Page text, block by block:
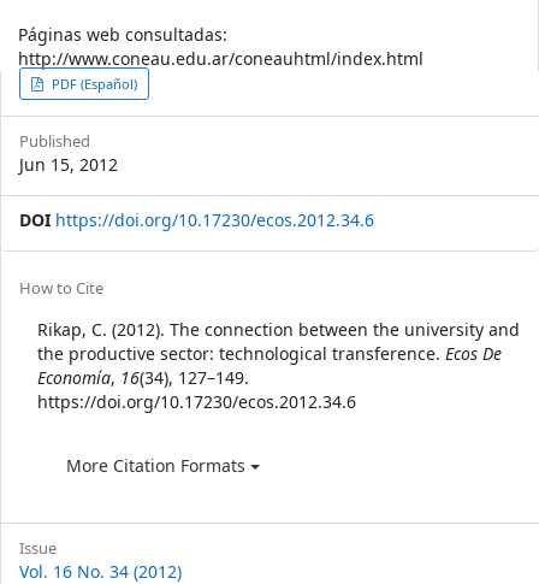
Páginas web consultadas:
http://www.coneau.edu.ar/coneauhtml/index.html
Article
Sidebar
PDF (Español)
Published
Jun 15, 2012
DOI https://doi.org/10.17230/ecos.2012.34.6
Article
Details
How to Cite
Rikap, C. (2012). The connection between the university and
the productive sector: technological transference. Ecos De
Economía, 16(34), 127–149.
https://doi.org/10.17230/ecos.2012.34.6
More Citation Formats
Issue
Vol. 16 No. 34 (2012)